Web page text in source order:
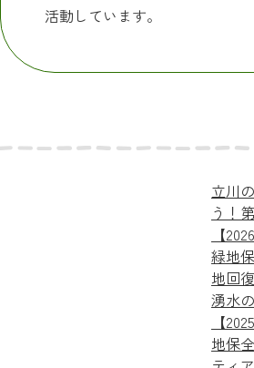
活動しています。
立川
う！
【
緑地
地回
湧水
【
地保